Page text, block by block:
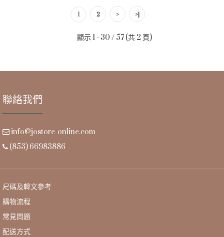
1 2 > >|
顯示 1 - 30 / 57 (共 2 頁)
聯絡我們
info@jostore-online.com
(853) 66983886
尺碼及韓文參考
購物流程
常見問題
配送方式